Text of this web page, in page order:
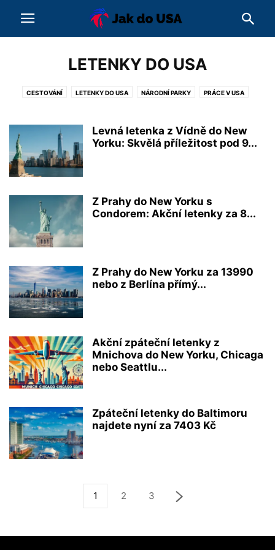
LETENKY DO USA
CESTOVÁNÍ LETENKY DO USA NÁRODNÍ PARKY PRÁCE V USA
Levná letenka z Vídně do New
Yorku: Skvělá příležitost pod 9...
Z Prahy do New Yorku s
Condorem: Akční letenky za 8...
Z Prahy do New Yorku za 13990
nebo z Berlína přímý...
Akční zpáteční letenky z
Mnichova do New Yorku, Chicaga
nebo Seattlu...
Zpáteční letenky do Baltimoru
najdete nyní za 7403 Kč
1 2 3